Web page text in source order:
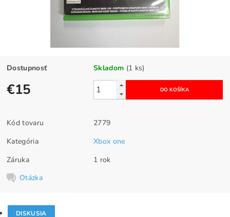
Dostupnosť Skladom (1 ks)
€15
Kód tovaru
2779
Kategória
Xbox one
Záruka
1 rok
Otázka
DISKUSIA